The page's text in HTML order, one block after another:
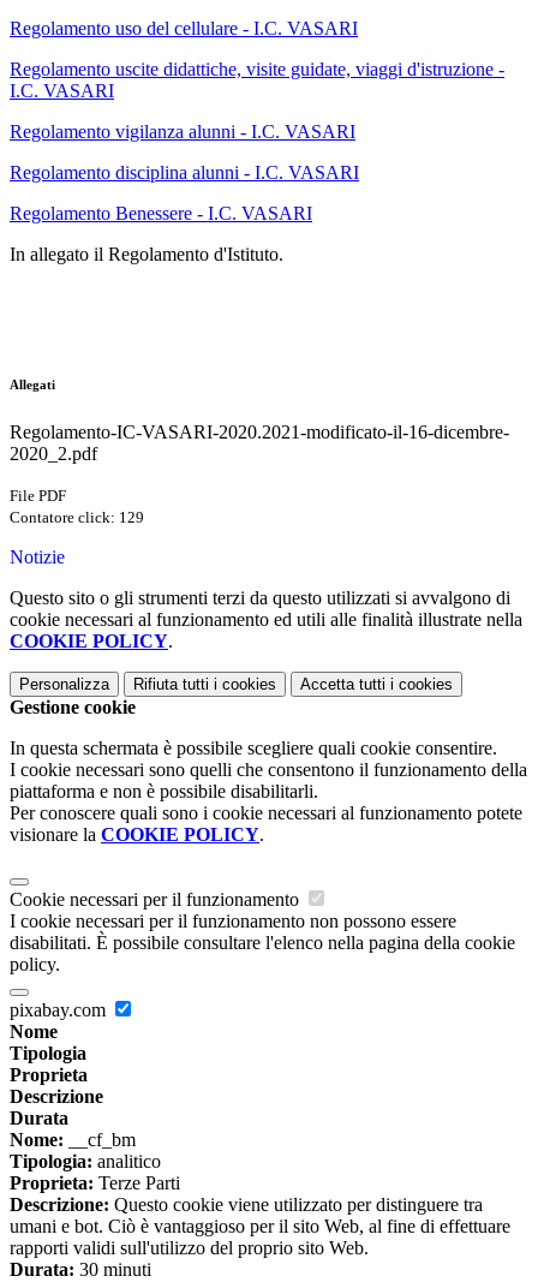
Regolamento uso del cellulare - I.C. VASARI
Regolamento uscite didattiche, visite guidate, viaggi d'istruzione -
I.C. VASARI
Regolamento vigilanza alunni - I.C. VASARI
Regolamento disciplina alunni - I.C. VASARI
Regolamento Benessere - I.C. VASARI
In allegato il Regolamento d'Istituto.
Allegati
Regolamento-IC-VASARI-2020.2021-modificato-il-16-dicembre-
2020_2.pdf
File PDF
Contatore click: 129
Notizie
Questo sito o gli strumenti terzi da questo utilizzati si avvalgono di
cookie necessari al funzionamento ed utili alle finalità illustrate nella
COOKIE POLICY.
Personalizza Rifiuta tutti i cookies Accetta tutti i cookies
Gestione cookie
In questa schermata è possibile scegliere quali cookie consentire.
I cookie necessari sono quelli che consentono il funzionamento della
piattaforma e non è possibile disabilitarli.
Per conoscere quali sono i cookie necessari al funzionamento potete
visionare la COOKIE POLICY.
Cookie necessari per il funzionamento
I cookie necessari per il funzionamento non possono essere
disabilitati. È possibile consultare l'elenco nella pagina della cookie
policy.
pixabay.com
Nome
Tipologia
Proprieta
Descrizione
Durata
Nome: __cf_bm
Tipologia: analitico
Proprieta: Terze Parti
Descrizione: Questo cookie viene utilizzato per distinguere tra
umani e bot. Ciò è vantaggioso per il sito Web, al fine di effettuare
rapporti validi sull'utilizzo del proprio sito Web.
Durata: 30 minuti